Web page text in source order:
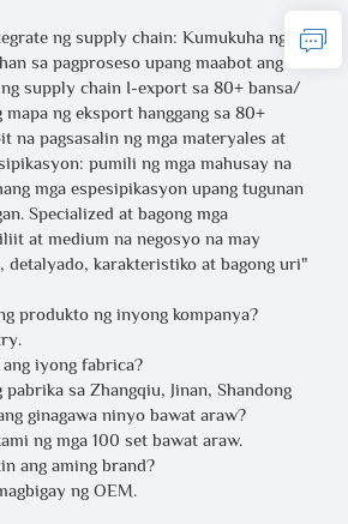
ng supply chain: Kumukuha ng
sa pagproseso upang maabot ang
supply chain I-export sa 80+ bansa/
ng eksport hanggang sa 80+
na pagsasalin ng mga materyales at
pumili ng mga mahusay na
mga espesipikasyon upang tugunan
Specialized at bagong mga
at medium na negosyo na may
detalyado, karakteristiko at bagong uri"
produkto ng inyong kompanya?
iyong fabrica?
sa Zhangqiu, Jinan, Shandong
ginagawa ninyo bawat araw?
ng mga 100 set bawat araw.
ang aming brand?
ng OEM.